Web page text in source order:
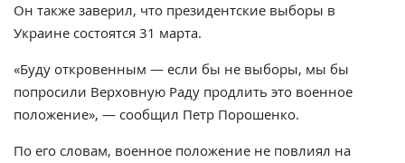
Он также заверил, что президентские выборы в
Украине состоятся 31 марта.
«Буду откровенным — если бы не выборы, мы бы
попросили Верховную Раду продлить это военное
положение», — сообщил Петр Порошенко.
По его словам, военное положение не повлиял на